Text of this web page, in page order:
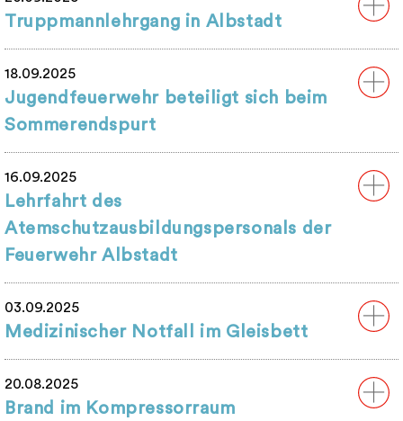
Truppmannlehrgang in Albstadt
18.09.2025
Jugendfeuerwehr beteiligt sich beim
Sommerendspurt
16.09.2025
Lehrfahrt des
Atemschutzausbildungspersonals der
Feuerwehr Albstadt
03.09.2025
Medizinischer Notfall im Gleisbett
20.08.2025
Brand im Kompressorraum